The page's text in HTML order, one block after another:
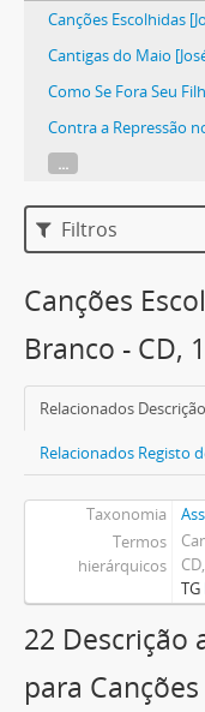
Canções Escolhidas
Cantigas do Maio
Como Se Fora Seu
Contra a Repressão
...
Filtros
Canções
Branco - CD,
Relacionados
Relacionados Registo
Taxonomia
Termos
hierárquicos
TG
22 Descrição
para